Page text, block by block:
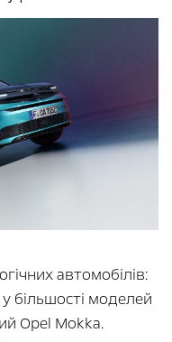
автомобілів:
більшості моделей
Opel Mokka.